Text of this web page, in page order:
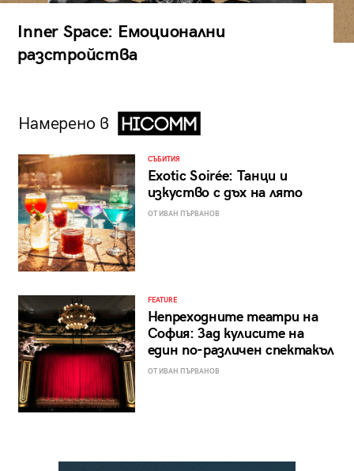
Inner Space: Емоционални
разстройства
Намерено в
СЪБИТИЯ
Exotic Soirée: Танци и
изкуство с дъх на лято
ОТ ИВАН ПЪРВАНОВ
FEATURE
Непреходните театри на
София: Зад кулисите на
един по-различен спектакъл
ОТ ИВАН ПЪРВАНОВ